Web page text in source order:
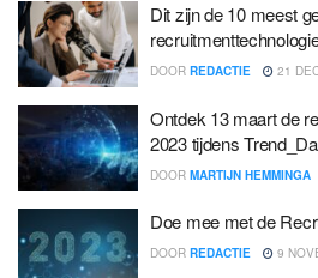
Dit zijn de 10 meest
DOOR REDACTIE 21
Ontdek 13 maart de
2023 tijdens
DOOR MARTIJN HEMMINGA
Doe mee met de
DOOR REDACTIE 9